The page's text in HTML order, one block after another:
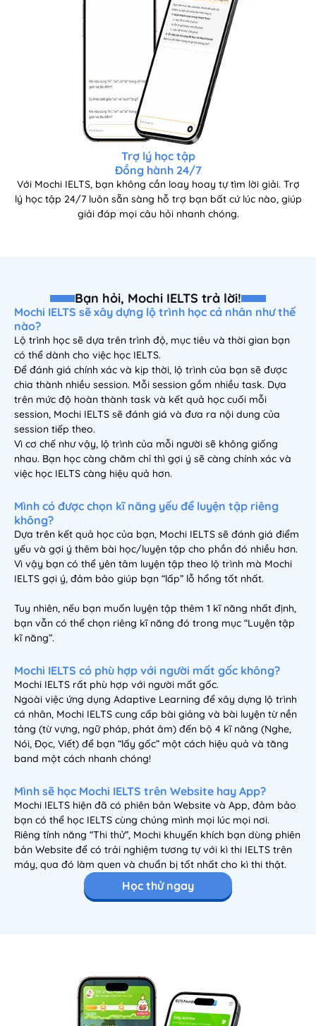
Trợ lý học tập
Đồng hành 24/7
Với Mochi IELTS, bạn không cần loay hoay tự tìm lời giải. Trợ
lý học tập 24/7 luôn sẵn sàng hỗ trợ bạn bất cứ lúc nào, giúp
giải đáp mọi câu hỏi nhanh chóng.
Bạn hỏi, Mochi IELTS trả lời!
Mochi IELTS sẽ xây dựng lộ trình học cá nhân như thế
nào?
Lộ trình học sẽ dựa trên trình độ, mục tiêu và thời gian bạn
có thể dành cho việc học IELTS.
Để đánh giá chính xác và kịp thời, lộ trình của bạn sẽ được
chia thành nhiều session. Mỗi session gồm nhiều task. Dựa
trên mức độ hoàn thành task và kết quả học cuối mỗi
session, Mochi IELTS sẽ đánh giá và đưa ra nội dung của
session tiếp theo.
Vì cơ chế như vậy, lộ trình của mỗi người sẽ không giống
nhau. Bạn học càng chăm chỉ thì gợi ý sẽ càng chính xác và
việc học IELTS càng hiệu quả hơn.
Mình có được chọn kĩ năng yếu để luyện tập riêng
không?
Dựa trên kết quả học của bạn, Mochi IELTS sẽ đánh giá điểm
yếu và gợi ý thêm bài học/luyện tập cho phần đó nhiều hơn.
Vì vậy bạn có thể yên tâm luyện tập theo lộ trình mà Mochi
IELTS gợi ý, đảm bảo giúp bạn “lấp” lỗ hổng tốt nhất.
Tuy nhiên, nếu bạn muốn luyện tập thêm 1 kĩ năng nhất định,
bạn vẫn có thể chọn riêng kĩ năng đó trong mục “Luyện tập
kĩ năng”.
Mochi IELTS có phù hợp với người mất gốc không?
Mochi IELTS rất phù hợp với người mất gốc.
Ngoài việc ứng dụng Adaptive Learning để xây dựng lộ trình
cá nhân, Mochi IELTS cung cấp bài giảng và bài luyện từ nền
tảng (từ vựng, ngữ pháp, phát âm) đến bộ 4 kĩ năng (Nghe,
Nói, Đọc, Viết) để bạn “lấy gốc” một cách hiệu quả và tăng
band một cách nhanh chóng!
Mình sẽ học Mochi IELTS trên Website hay App?
Mochi IELTS hiện đã có phiên bản Website và App, đảm bảo
bạn có thể học IELTS cùng chúng mình mọi lúc mọi nơi.
Riêng tính năng “Thi thử”, Mochi khuyến khích bạn dùng phiên
bản Website để có trải nghiệm tương tự với kì thi IELTS trên
máy, qua đó làm quen và chuẩn bị tốt nhất cho kì thi thật.
Học thử ngay